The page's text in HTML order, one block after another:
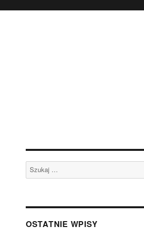
Szukaj:
OSTATNIE WPISY